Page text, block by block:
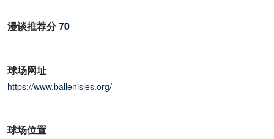
漫谈推荐分70
球场网址
https://www.ballenisles.org/
球场位置